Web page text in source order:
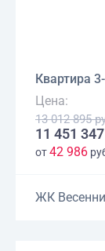
Квартира
Цена:
13 012 895
11 451
от42 986
ЖК